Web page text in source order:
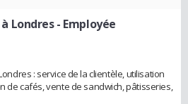
Londres- Employée
: service de la clientèle, utilisation
de cafés, vente de sandwich, pâtisseries,